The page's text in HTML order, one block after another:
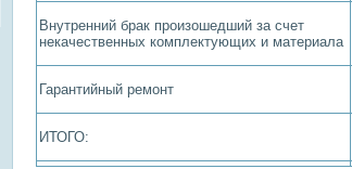
Внутренний брак произошедший за счет
некачественных комплектующих и материала
Гарантийный ремонт
ИТОГО: